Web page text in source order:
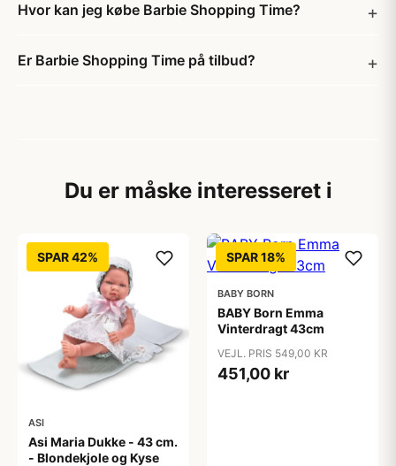
Hvor kan jeg købe Barbie Shopping Time?
Er Barbie Shopping Time på tilbud?
Du er måske interesseret i
SPAR 42%
ASI
Asi Maria Dukke - 43 cm.
- Blondekjole og Kyse
SPAR 18%
BABY BORN
BABY Born Emma
Vinterdragt 43cm
VEJL. PRIS 549,00 KR
451,00 kr